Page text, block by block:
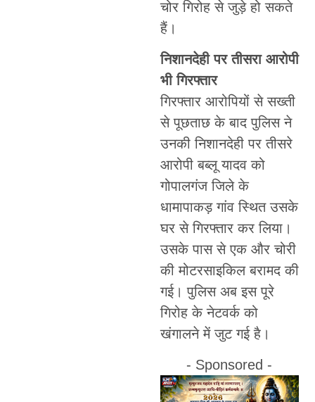
चोर गिरोह से जुड़े हो सकते
हैं।
निशानदेही पर तीसरा आरोपी
भी गिरफ्तार
गिरफ्तार आरोपियों से सख्ती
से पूछताछ के बाद पुलिस ने
उनकी निशानदेही पर तीसरे
आरोपी बब्लू यादव को
गोपालगंज जिले के
धामापाकड़ गांव स्थित उसके
घर से गिरफ्तार कर लिया।
उसके पास से एक और चोरी
की मोटरसाइकिल बरामद की
गई। पुलिस अब इस पूरे
गिरोह के नेटवर्क को
खंगालने में जुट गई है।
- Sponsored -